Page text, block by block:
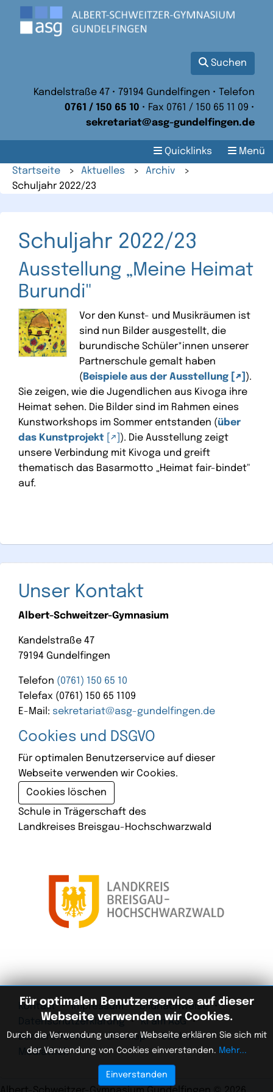
Suchen
Kandelstraße 47 • 79194 Gundelfingen • Telefon
0761 / 150 65 10 • Fax 0761 / 150 65 11 09 •
sekretariat@asg-gundelfingen.de
Menü
Quicklinks
Startseite
> Aktuelles > Archiv
>
Schuljahr 2022/23
Schuljahr 2022/23
Ausstellung „Meine Heimat
Burundi"
Vor den Kunst- und Musikräumen ist
sind nun Bilder ausgestellt, die
burundische Schüler*innen unserer
Partnerschule gemalt haben
( Beispiele aus der Ausstellung
).
Sie zeigen, wie die Jugendlichen aus Kivoga ihre
Heimat sehen. Die Bilder sind im Rahmen eines
Kunstworkshops im Sommer entstanden (über
das Kunstprojekt
). Die Ausstellung zeigt
unsere Verbindung mit Kivoga und greift
thematisch das Basarmotto „Heimat fair-bindet"
auf.
Unser Kontakt
Albert-Schweitzer-Gymnasium
Kandelstraße 47
79194 Gundelfingen
Telefon (0761) 150 65 10
Telefax (0761) 150 65 1109
E-Mail: sekretariat@asg-gundelfingen.de
Cookies und DSGVO
Für optimalen Benutzerservice auf dieser
Webseite verwenden wir Cookies.
Cookies löschen
Für optimalen Benutzerservice auf dieser
Webseite verwenden wir Cookies.
Durch die Verwendung unserer Webseite erklären Sie sich mit
der Verwendung von Cookies einverstanden. Mehr...
Einverstanden
Schule in Trägerschaft des
Landkreises Breisgau-Hochschwarzwald
Kontakt Impressum
Bildnachweise
Datenschutzerklärung
KI am ASG
Barrierefreiheit
Sitemap
Suche
Mediathek